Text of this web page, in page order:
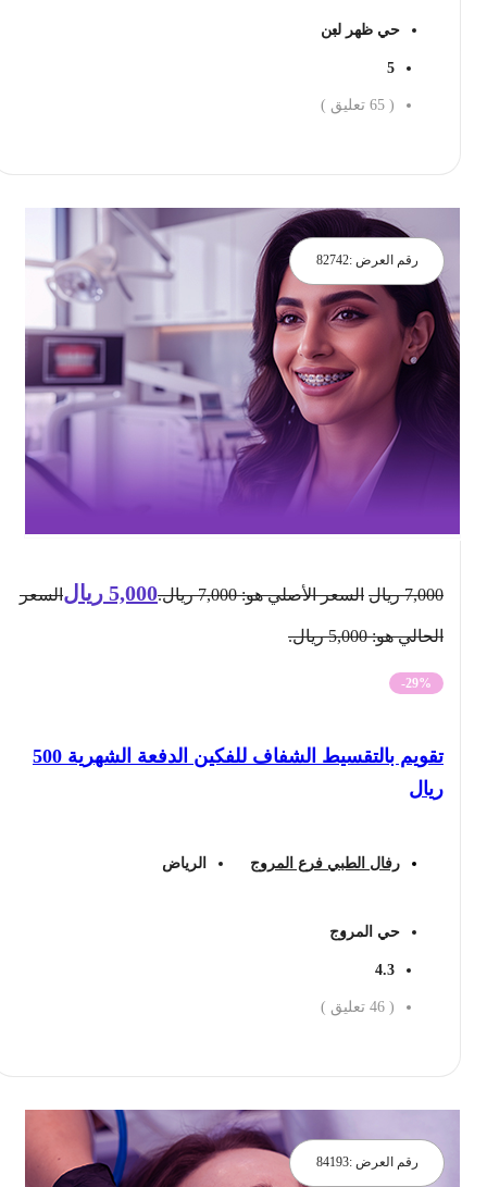
حي ظهر لبن
65 تعليق )
رقم العرض :82742
7,000 ريال السعر الأصلي هو: 7,000 ريال. 5,000 ريال السعر
الحالي هو: 5,000 ريال.
-29%
تقويم بالتقسيط الشفاف للفكين الدفعة الشهرية 500
ريال
رفال الطبي فرع المروج الرياض
حي المروج
4.3
46 تعليق )
رقم العرض :84193